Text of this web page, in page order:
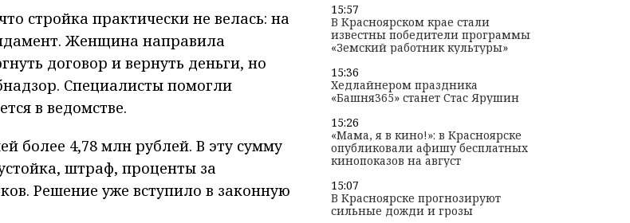
стройка практически не велась: на
Женщина направила
договор и вернуть деньги, но
Специалисты помогли
в ведомстве.
более 4,78 млн рублей. В эту сумму
штраф, проценты за
Решение уже вступило в законную
15:57
В Красноярском крае стали
известны победители программы
«Земский работник культуры»
15:36
Хедлайнером праздника
«Башня365» станет Стас Ярушин
15:26
«Мама, я в кино!»: в Красноярске
опубликовали афишу бесплатных
кинопоказов на август
15:07
В Красноярске прогнозируют
сильные дожди и грозы